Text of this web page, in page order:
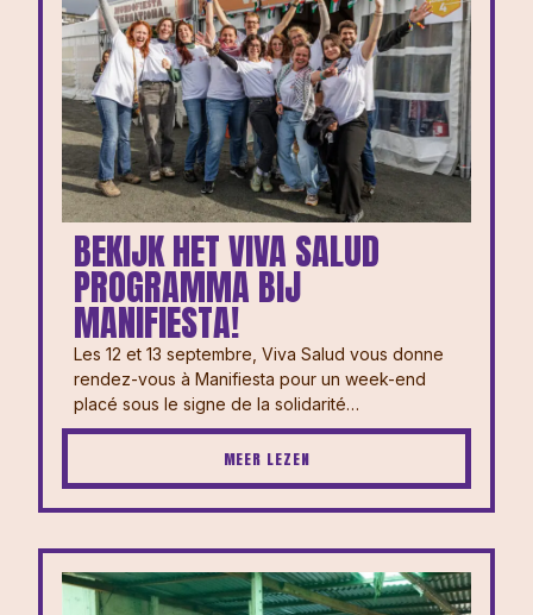
BEKIJK HET VIVA SALUD
PROGRAMMA BIJ
MANIFIESTA!
Les 12 et 13 septembre, Viva Salud vous donne
rendez-vous à Manifiesta pour un week-end
placé sous le signe de la solidarité…
MEER LEZEN